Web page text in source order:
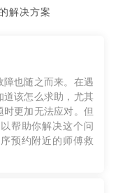
解决方案
也随之而来。在遇
该怎么求助，尤其
更加无法应对。但
帮助你解决这个问
预约附近的师傅救